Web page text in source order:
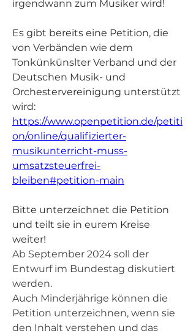
irgendwann zum Musiker wird!
Es gibt bereits eine Petition, die
von Verbänden wie dem
Tonkünkünslter Verband und der
Deutschen Musik- und
Orchestervereinigung unterstützt
wird:
https://www.openpetition.de/petiti
on/online/qualifizierter-
musikunterricht-muss-
umsatzsteuerfrei-
bleiben#petition-main
Bitte unterzeichnet die Petition
und teilt sie in eurem Kreise
weiter!
Ab September 2024 soll der
Entwurf im Bundestag diskutiert
werden.
Auch Minderjährige können die
Petition unterzeichnen, wenn sie
den Inhalt verstehen und das